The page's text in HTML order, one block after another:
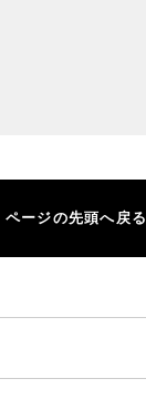
ページの先頭へ戻る